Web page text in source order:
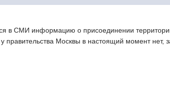
в СМИ информацию о присоединении
Москвы в настоящий момент нет,